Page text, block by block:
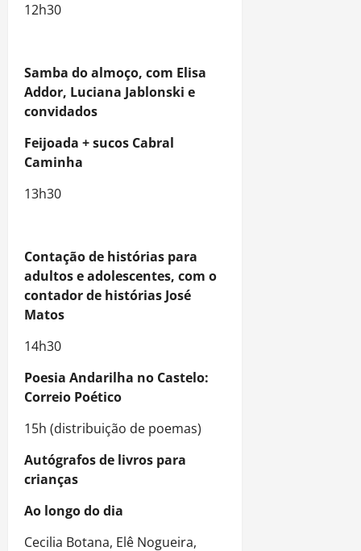
12h30
Samba do almoço, com Elisa
Addor, Luciana Jablonski e
convidados
Feijoada + sucos Cabral
Caminha
13h30
Contação de histórias para
adultos e adolescentes, com o
contador de histórias José
Matos
14h30
Poesia Andarilha no Castelo:
Correio Poético
15h (distribuição de poemas)
Autógrafos de livros para
crianças
Ao longo do dia
Cecilia Botana, Elê Nogueira,